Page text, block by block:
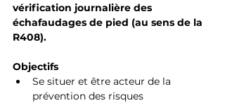
vérification journalière des
échafaudages de pied (au sens de la
R408).
Objectifs
Se situer et être acteur de la
prévention des risques